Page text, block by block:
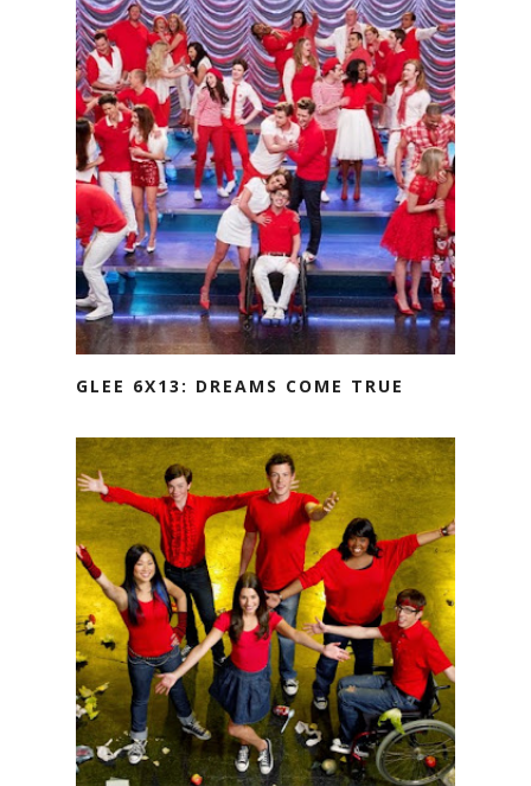
GLEE 6X13: DREAMS COME TRUE